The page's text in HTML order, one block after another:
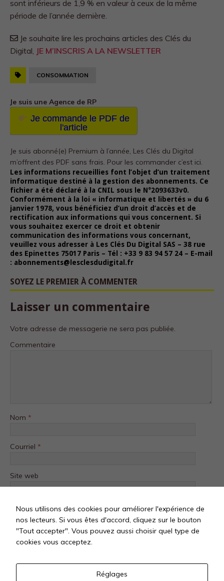
sont inférieurs de 1,9 % en valeur à ceux de la même
période de l’année dernière.
Je souhaite lire les prochains articles des Clés du
Digital, JE M’INSCRIS A LA NEWSLETTER
CONSOMMATION
Je suis une Agence de RP
Je commande le PDF de
l'article
Je suis abonné(e) Premium à l’année, Les Clés du Digital
m’offrent des PDF sans frais. Pour les commander c’est ici.
Les informations recueillies font l’objet d’un traitement
informatique destiné à la gestion des abonnements. Ce
fichier a été déclaré à la CNIL sous le N°2093633v0.
Conformément à la loi « informatique et libertés » du 6
janvier 1978, vous bénéficiez d’un droit d’accès et de
rectification aux informations qui vous concernent. Si
vous souhaitez exercer ce droit et obtenir
communication des informations vous concernant,
veuillez vous adresser à Les Clés Du Digital SAS – 38 rue
des Epinettes 75017 Paris – Tél : +33 9 83 94 57 24 – E-mail
: abonnements@lesclesdudigital.fr
SOYEZ LE PREMIER À COMMENTER
Laisser un commentaire
Votre adresse de messagerie ne sera pas publiée.
Commentaire
Nom *
Courriel *
Site web
Nous utilisons des cookies pour améliorer l'expérience de
nos lecteurs. Si vous êtes d'accord, cliquez sur le bouton
"Tout accepter". Vous pouvez aussi choisir quel type de
cookies vous acceptez.
Réglages